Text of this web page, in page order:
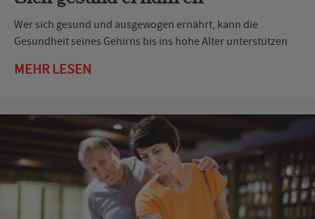
Wer sich gesund und ausgewogen ernährt, kann die
Gesundheit seines Gehirns bis ins hohe Alter unterstützen
MEHR LESEN